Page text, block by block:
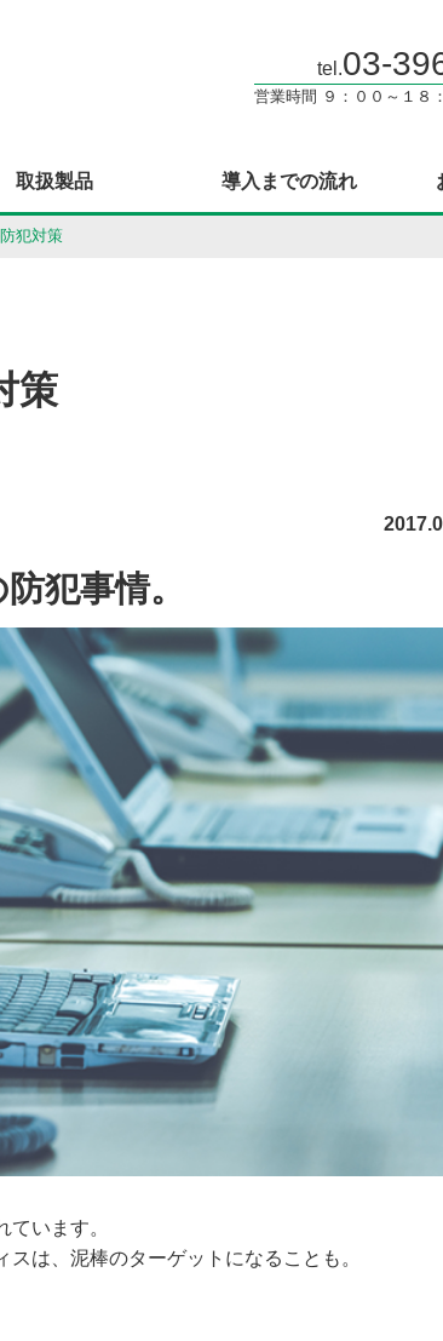
tel.03-
営業時間 ９：００～１８
取扱製品 導入までの流れ
犯対策
策
犯事情。
います。
は、泥棒のターゲットになることも。